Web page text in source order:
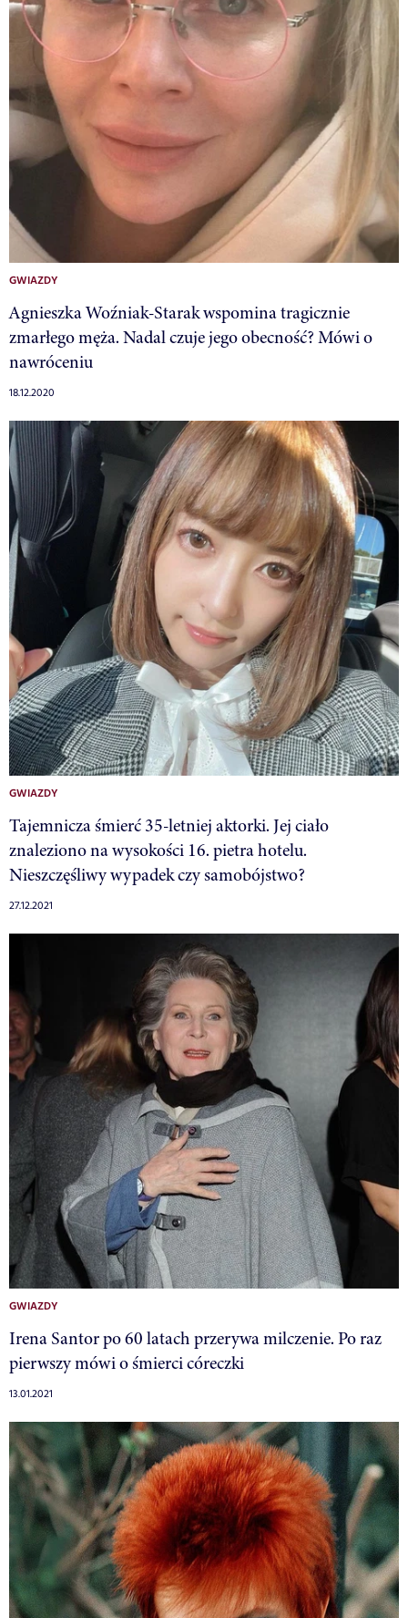
GWIAZDY
Agnieszka Woźniak-Starak wspomina tragicznie
zmarłego męża. Nadal czuje jego obecność? Mówi o
nawróceniu
18.12.2020
GWIAZDY
Tajemnicza śmierć 35-letniej aktorki. Jej ciało
znaleziono na wysokości 16. pietra hotelu.
Nieszczęśliwy wypadek czy samobójstwo?
27.12.2021
GWIAZDY
Irena Santor po 60 latach przerywa milczenie. Po raz
pierwszy mówi o śmierci córeczki
13.01.2021